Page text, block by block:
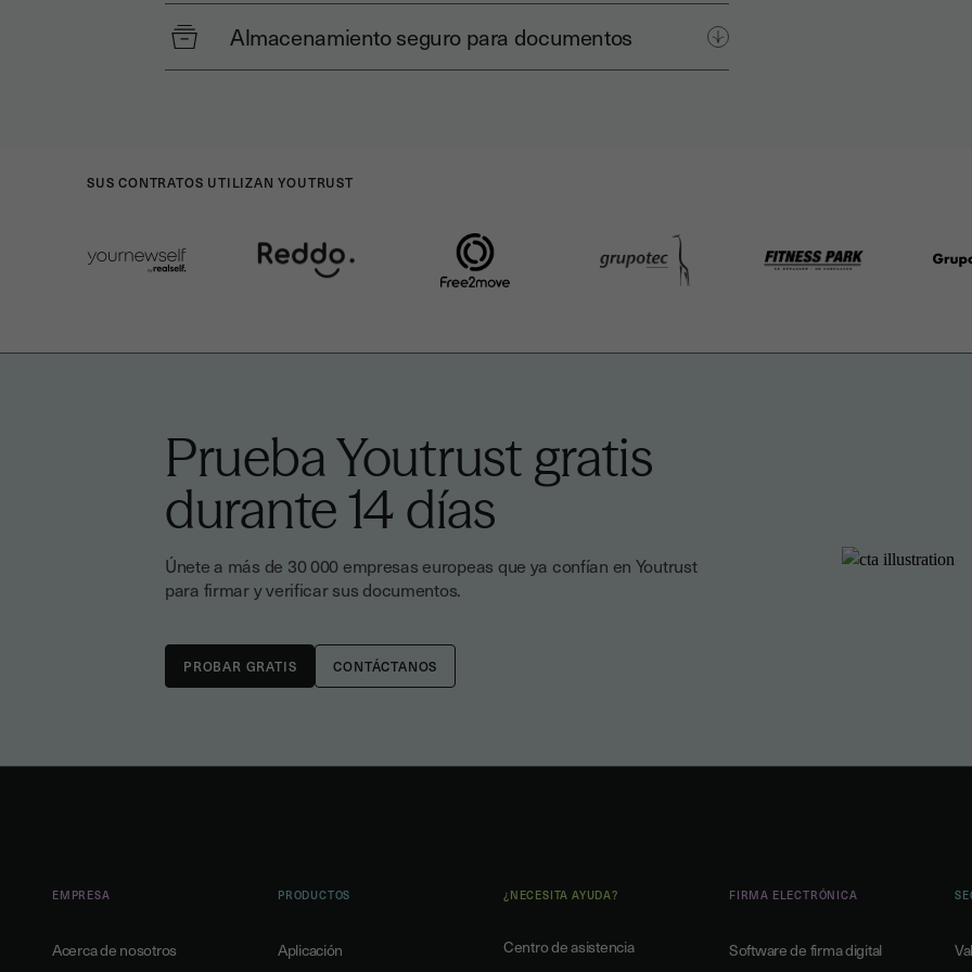
Almacenamiento seguro para documentos
SUS CONTRATOS UTILIZAN YOUTRUST
Prueba Youtrust gratis
durante 14 días
Únete a más de 30 000 empresas europeas que ya confían en Youtrust
para firmar y verificar sus documentos.
CONTÁCTANOS
EMPRESA
Acerca de nosotros
PRODUCTOS
Aplicación
¿NECESITA AYUDA?
Centro de asistencia
FIRMA ELECTRÓNICA
Software de firma digital